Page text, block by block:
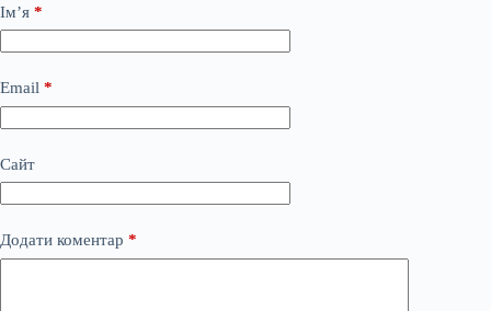
Ім’я *
Email *
Сайт
Додати коментар *